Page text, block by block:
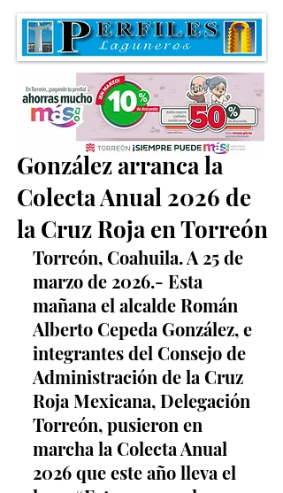
Román Alberto Cepeda
González arranca la
Colecta Anual 2026 de
la Cruz Roja en Torreón
Torreón, Coahuila. A 25 de
marzo de 2026.- Esta
mañana el alcalde Román
Alberto Cepeda González, e
integrantes del Consejo de
Administración de la Cruz
Roja Mexicana, Delegación
Torreón, pusieron en
marcha la Colecta Anual
2026 que este año lleva el